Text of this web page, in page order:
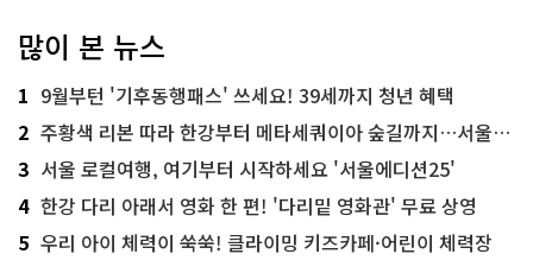
많이 본 뉴스
1 9월부턴 '기후동행패스' 쓰세요! 39세까지 청년 혜택
2 주황색 리본 따라 한강부터 메타세쿼이아 숲길까지…서울둘레길 15코스
3 서울 로컬여행, 여기부터 시작하세요 '서울에디션25'
4 한강 다리 아래서 영화 한 편! '다리밑 영화관' 무료 상영
5 우리 아이 체력이 쑥쑥! 클라이밍 키즈카페·어린이 체력장